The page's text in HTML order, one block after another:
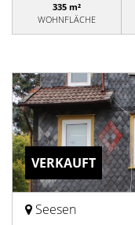
335 m²
WOHNFLÄCHE
VERKAUFT
Seesen